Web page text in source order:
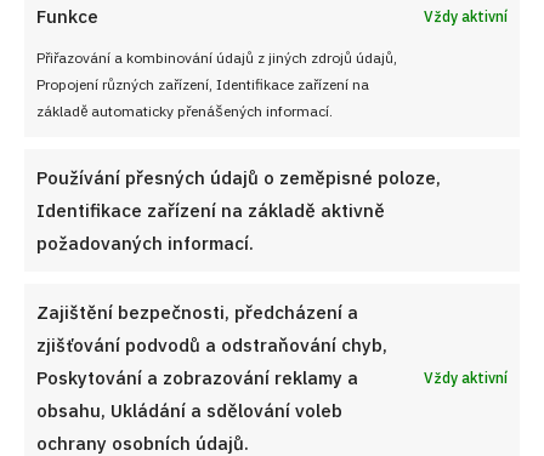
Funkce Vždy aktivní
Přiřazování a kombinování údajů z jiných zdrojů údajů,
Propojení různých zařízení, Identifikace zařízení na
základě automaticky přenášených informací.
Používání přesných údajů o zeměpisné poloze,
Identifikace zařízení na základě aktivně
požadovaných informací.
Zajištění bezpečnosti, předcházení a
zjišťování podvodů a odstraňování chyb,
Poskytování a zobrazování reklamy a
obsahu, Ukládání a sdělování voleb
ochrany osobních údajů.
Vždy aktivní